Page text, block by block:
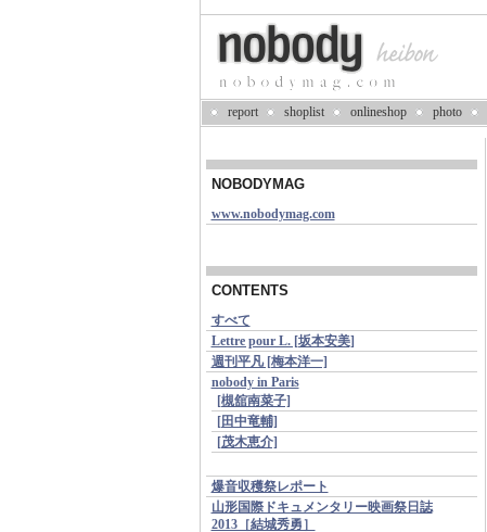
report shoplist onlineshop photo
NOBODYMAG
www.nobodymag.com
CONTENTS
すべて
Lettre pour L. [坂本安美]
週刊平凡 [梅本洋一]
nobody in Paris
[槻舘南菜子]
[田中竜輔]
[茂木恵介]
爆音収穫祭レポート
山形国際ドキュメンタリー映画祭日誌
2013［結城秀勇］